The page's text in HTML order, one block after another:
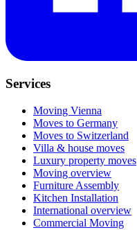
Services
Moving Vienna
Moves to Germany
Moves to Switzerland
Villa & house moves
Luxury property moves
Moving overview
Furniture Assembly
Kitchen Installation
International overview
Commercial Moving